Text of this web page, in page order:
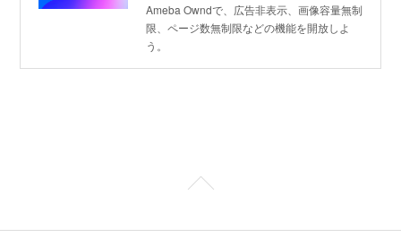
Ameba Owndで、広告非表示、画像容量無制
限、ページ数無制限などの機能を開放しよ
う。